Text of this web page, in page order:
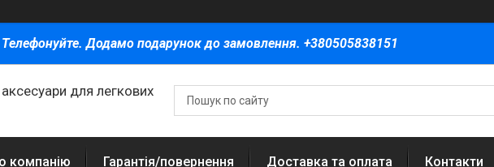
Телефонуйте. Додамо подарунок до замовлення. +380505838151
для легкових
компанію Гарантія/повернення Доставка та оплата Контакти